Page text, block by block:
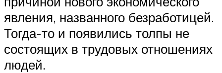
явления, названного безработицей.
Тогда-то и появились толпы не
состоящих в трудовых отношениях
людей.